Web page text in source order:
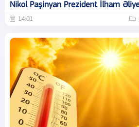
Nikol Paşinyan Prezident İlham
14:01